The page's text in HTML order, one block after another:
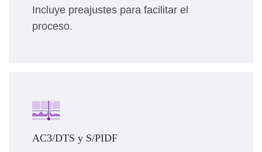
Incluye preajustes para facilitar el
proceso.
AC3/DTS y S/PIDF